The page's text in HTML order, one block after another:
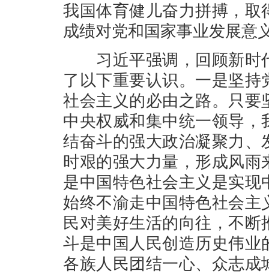
我国体育健儿奋力拼搏，
成绩对党和国家事业发展意
习近平强调，回顾新时
了以下重要认识。一是坚
社会主义的必由之路。只
中央权威和集中统一领导
结奋斗的强大政治凝聚力
时艰的强大力量，形成风
是中国特色社会主义是实
始终不渝走中国特色社会
民对美好生活的向往，不
斗是中国人民创造历史伟
各族人民团结一心、众志